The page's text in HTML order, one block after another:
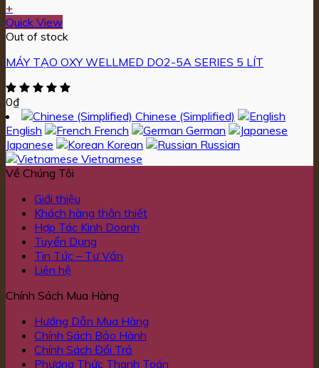
+
Quick View
Out of stock
MÁY TẠO OXY WELLMED DO2-5A SERIES 5 LÍT
0₫
Chinese (Simplified)
English
French
German
Japanese
Korean
Russian
Vietnamese
Về Chúng Tôi
Giới thiệu
Khách hàng thân thiết
Hợp Tác Kinh Doanh
Tuyển Dụng
Tin Tức – Tư Vấn
Liên hệ
Chính Sách Mua Hàng
Hướng Dẫn Mua Hàng
Chính Sách Bảo Hành
Chính Sách Đổi Trả
Phương Thức Thanh Toán